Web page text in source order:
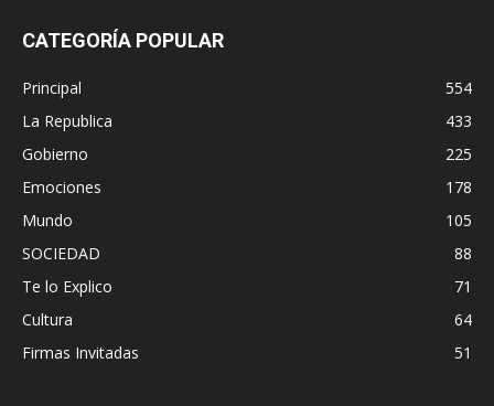
CATEGORÍA POPULAR
Principal
554
La Republica
433
Gobierno
225
Emociones
178
Mundo
105
SOCIEDAD
88
Te lo Explico
71
Cultura
64
Firmas Invitadas
51